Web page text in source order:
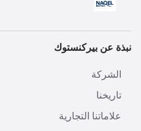
نبذة عن بيركنستوك
الشركة
تاريخنا
علاماتنا التجارية